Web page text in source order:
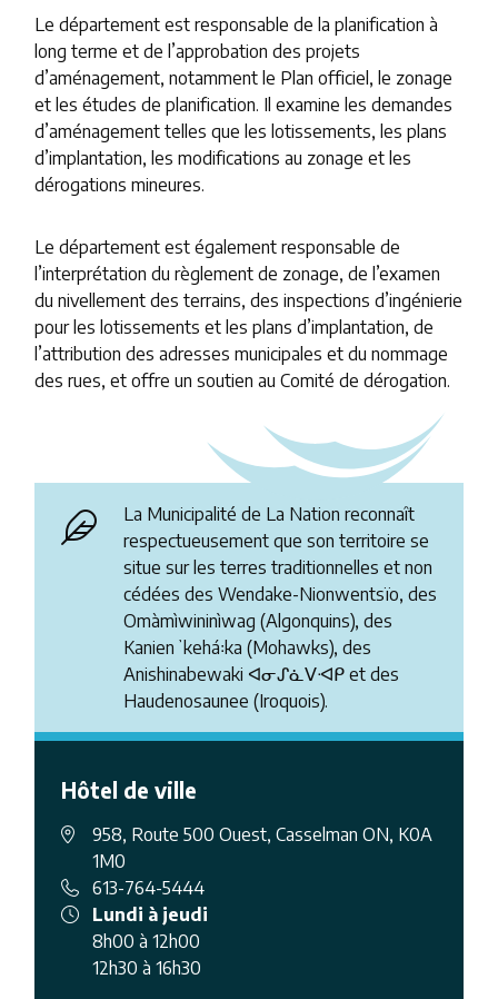
Le département est responsable de la planification à
long terme et de l’approbation des projets
d’aménagement, notamment le Plan officiel, le zonage
et les études de planification. Il examine les demandes
d’aménagement telles que les lotissements, les plans
d’implantation, les modifications au zonage et les
dérogations mineures.
Le département est également responsable de
l’interprétation du règlement de zonage, de l’examen
du nivellement des terrains, des inspections d’ingénierie
pour les lotissements et les plans d’implantation, de
l’attribution des adresses municipales et du nommage
des rues, et offre un soutien au Comité de dérogation.
La Municipalité de La Nation reconnaît
respectueusement que son territoire se
situe sur les terres traditionnelles et non
cédées des Wendake-Nionwentsïo, des
Omàmìwininìwag (Algonquins), des
Kanienʼkehá꞉ka (Mohawks), des
Anishinabewaki ᐊᓂᔑᓈᐯᐗᑭ et des
Haudenosaunee (Iroquois).
Hôtel de ville
958, Route 500 Ouest, Casselman ON, K0A
1M0
613-764-5444
Lundi à jeudi
8h00 à 12h00
12h30 à 16h30